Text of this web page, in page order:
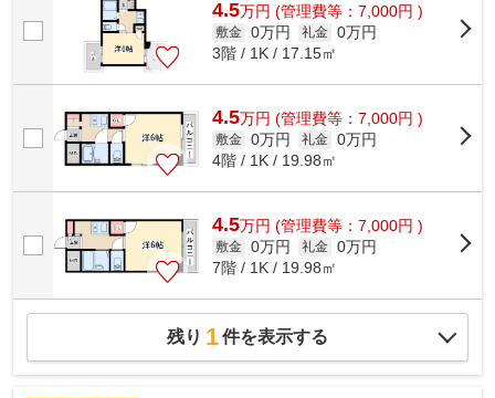
4.5万円 (管理費等：7,000円 )
敷金 0万円 礼金 0万円
3階 / 1K / 17.15㎡
4.5万円 (管理費等：7,000円 )
敷金 0万円 礼金 0万円
4階 / 1K / 19.98㎡
4.5万円 (管理費等：7,000円 )
敷金 0万円 礼金 0万円
7階 / 1K / 19.98㎡
残り 1件を表示する